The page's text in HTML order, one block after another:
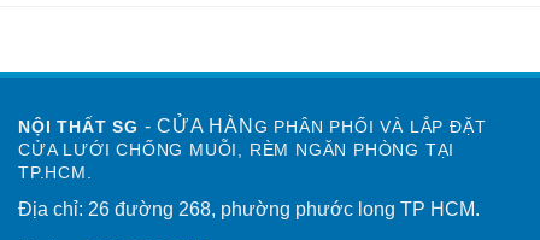
NỘI THẤT SG - CỬA HÀN G PHÂN PHỐI VÀ LẮP ĐẶT
CỬA LƯỚI CHỐNG MUỖI, RÈM NGĂN PHÒNG TẠI
TP.HCM.
Địa chỉ: 26 đường 268, phường phước long TP HCM.